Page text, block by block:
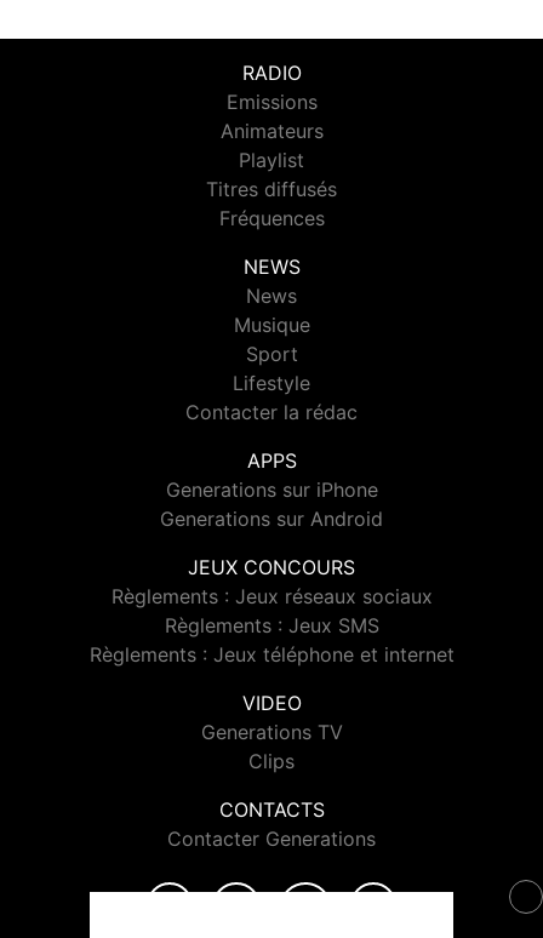
RADIO
Emissions
Animateurs
Playlist
Titres diffusés
Fréquences
NEWS
News
Musique
Sport
Lifestyle
Contacter la rédac
APPS
Generations sur iPhone
Generations sur Android
JEUX CONCOURS
Règlements : Jeux réseaux sociaux
Règlements : Jeux SMS
Règlements : Jeux téléphone et internet
VIDEO
Generations TV
Clips
CONTACTS
Contacter Generations